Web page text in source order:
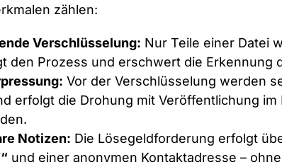
zählen:
Verschlüsselung: Nur Teile einer Datei
den Prozess und erschwert die Erkennung
Vor der Verschlüsselung werden
erfolgt die Drohung mit Veröffentlichung
Notizen: Die Lösegeldforderung erfolgt
und einer anonymen Kontaktadresse –